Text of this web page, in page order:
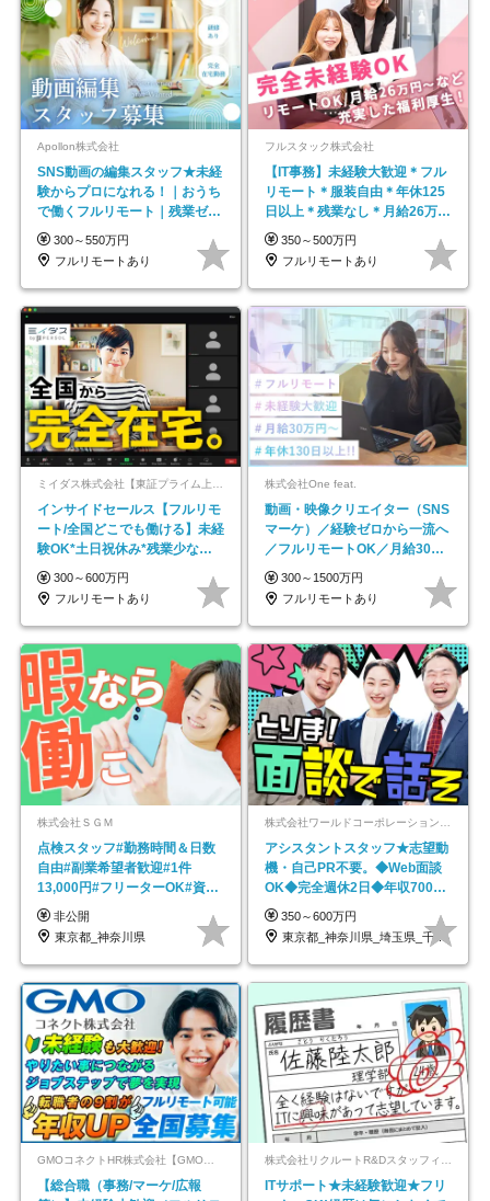
Apollon株式会社
SNS動画の編集スタッフ★未経
験からプロになれる！｜おうち
で働くフルリモート｜残業ゼロ
で18時退勤◎
300～550万円
フルリモートあり
フルスタック株式会社
【IT事務】未経験大歓迎＊フル
リモート＊服装自由＊年休125
日以上＊残業なし＊月給26万円
以上
350～500万円
フルリモートあり
ミイダス株式会社【東証プライム上場パーソルグループ】
インサイドセールス【フルリモ
ート/全国どこでも働ける】未経
験OK*土日祝休み*残業少なめ*
在宅勤務手当あり
300～600万円
フルリモートあり
株式会社One feat.
動画・映像クリエイター（SNS
マーケ）／経験ゼロから一流へ
／フルリモートOK／月給30万
円～／年休130日以上
300～1500万円
フルリモートあり
株式会社ＳＧＭ
点検スタッフ#勤務時間＆日数
自由#副業希望者歓迎#1件
13,000円#フリーターOK#資格
スキル不要
非公開
東京都_神奈川県
アシスタントスタッフ★志望動
機・自己PR不要。◆Web面談
OK◆完全週休2日◆年収700万
円可/p13
350～600万円
東京都_神奈川県_埼玉県_千葉県_大阪府…
GMOコネクトHR株式会社【GMOインターネットグループ】
【総合職（事務/マーケ/広報
ITサポート★未経験歓迎★フリ